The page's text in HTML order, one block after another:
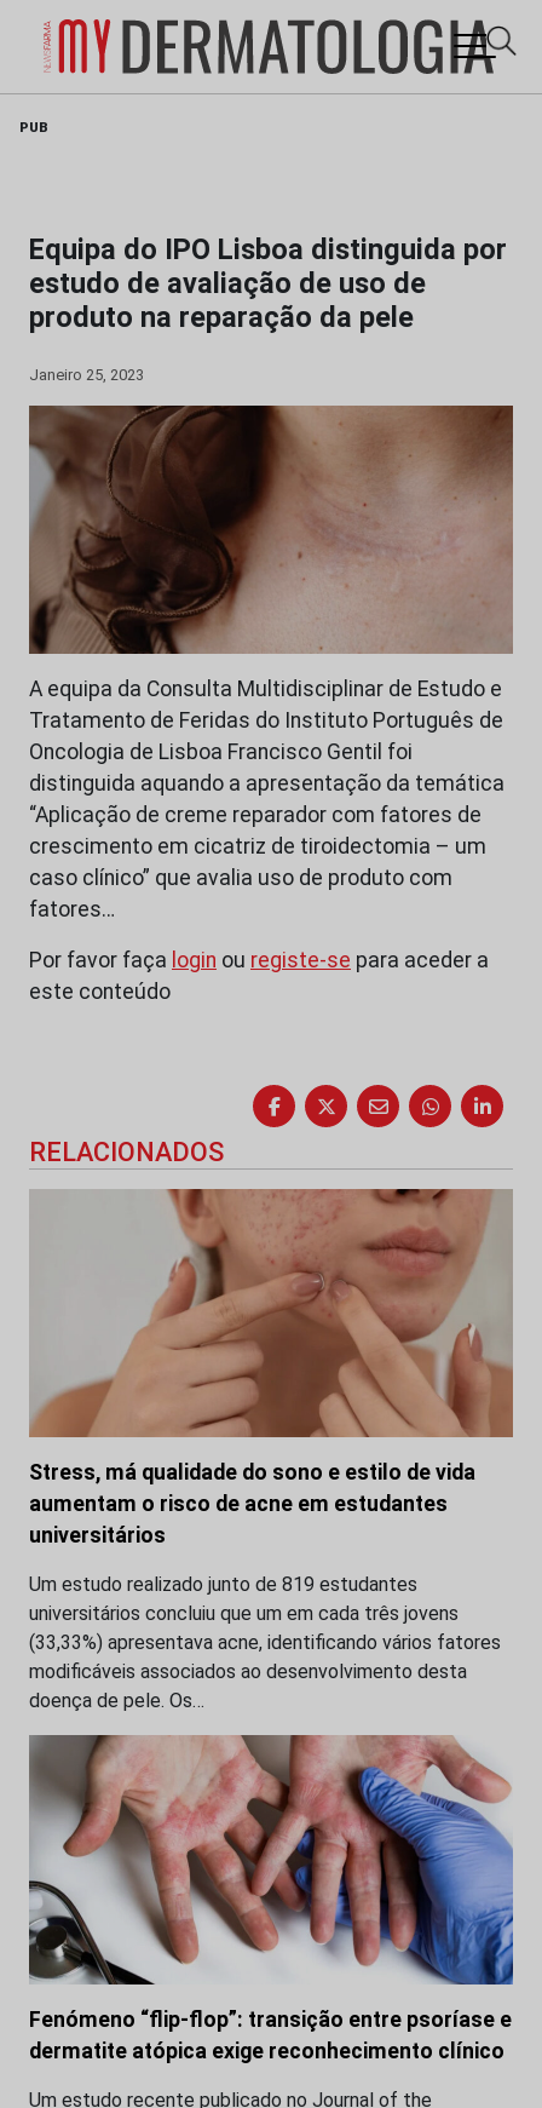
PUB
Equipa do IPO Lisboa distinguida por
estudo de avaliação de uso de
produto na reparação da pele
Janeiro 25, 2023
A equipa da Consulta Multidisciplinar de Estudo e
Tratamento de Feridas do Instituto Português de
Oncologia de Lisboa Francisco Gentil foi
distinguida aquando a apresentação da temática
“Aplicação de creme reparador com fatores de
crescimento em cicatriz de tiroidectomia – um
caso clínico” que avalia uso de produto com
fatores…
Por favor faça login ou registe-se para aceder a
este conteúdo
RELACIONADOS
Stress, má qualidade do sono e estilo de vida
aumentam o risco de acne em estudantes
universitários
Um estudo realizado junto de 819 estudantes
universitários concluiu que um em cada três jovens
(33,33%) apresentava acne, identificando vários fatores
modificáveis associados ao desenvolvimento desta
doença de pele. Os…
Fenómeno “flip-flop”: transição entre psoríase e
dermatite atópica exige reconhecimento clínico
Um estudo recente publicado no Journal of the